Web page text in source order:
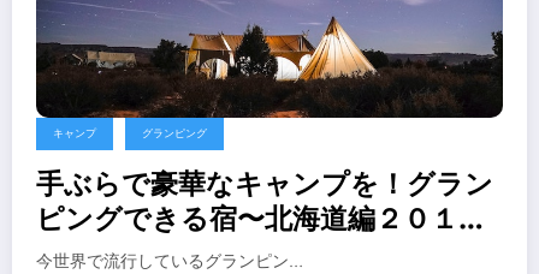
キャンプ グランピング
手ぶらで豪華なキャンプを！グラン
ピングできる宿〜北海道編２０１９
年
今世界で流行しているグランピン…